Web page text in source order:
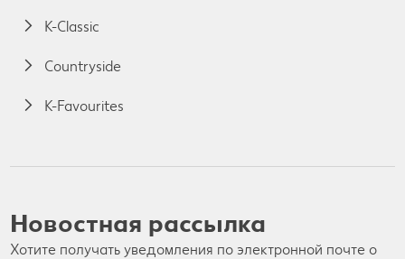
K-Classic
Countryside
K-Favourites
Новостная рассылка
Хотите получать уведомления по электронной почте о